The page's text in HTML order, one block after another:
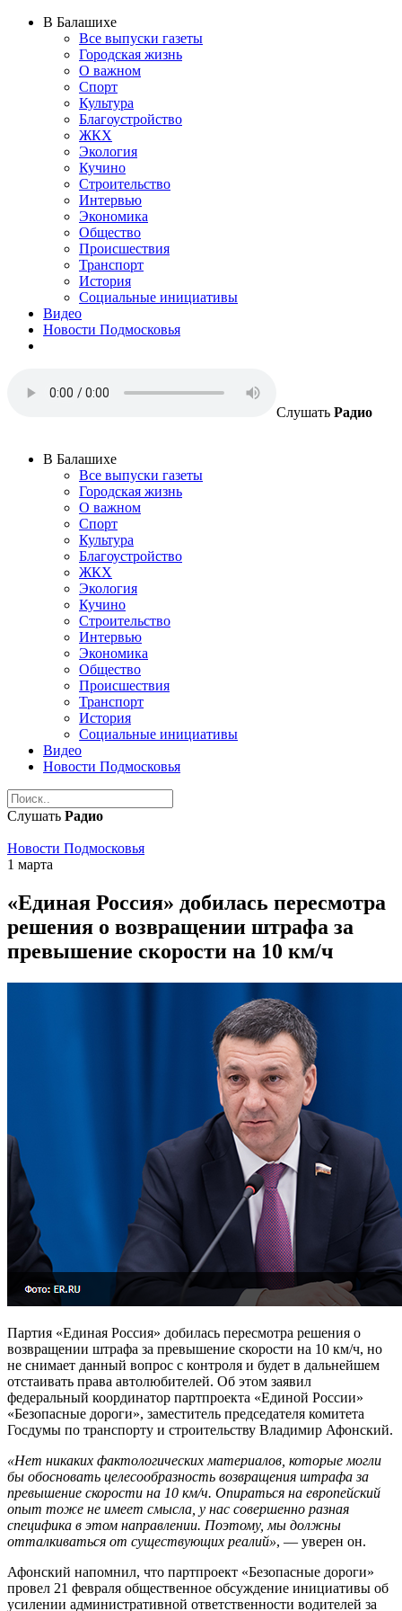
В Балашихе
Все выпуски газеты
Городская жизнь
О важном
Спорт
Культура
Благоустройство
ЖКХ
Экология
Кучино
Строительство
Интервью
Экономика
Общество
Происшествия
Транспорт
История
Социальные инициативы
Видео
Новости Подмосковья
Слушать Радио
В Балашихе
Все выпуски газеты
Городская жизнь
О важном
Спорт
Культура
Благоустройство
ЖКХ
Экология
Кучино
Строительство
Интервью
Экономика
Общество
Происшествия
Транспорт
История
Социальные инициативы
Видео
Новости Подмосковья
Слушать Радио
Новости Подмосковья
1 марта
«Единая Россия» добилась пересмотра
решения о возвращении штрафа за
превышение скорости на 10 км/ч
Партия «Единая Россия» добилась пересмотра решения о
возвращении штрафа за превышение скорости на 10 км/ч, но
не снимает данный вопрос с контроля и будет в дальнейшем
отстаивать права автолюбителей. Об этом заявил
федеральный координатор партпроекта «Единой России»
«Безопасные дороги», заместитель председателя комитета
Госдумы по транспорту и строительству Владимир Афонский.
«Нет никаких фактологических материалов, которые могли
бы обосновать целесообразность возвращения штрафа за
превышение скорости на 10 км/ч. Опираться на европейский
опыт тоже не имеет смысла, у нас совершенно разная
специфика в этом направлении. Поэтому, мы должны
отталкиваться от существующих реалий», — уверен он.
Афонский напомнил, что партпроект «Безопасные дороги»
провел 21 февраля общественное обсуждение инициативы об
усилении административной ответственности водителей за